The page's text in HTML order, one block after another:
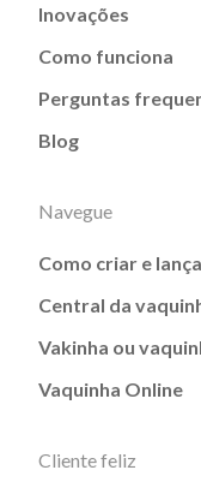
Inovações
Como funciona
Perguntas
Blog
Navegue
Como criar e
Central da
Vakinha ou
Vaquinha Online
Cliente feliz